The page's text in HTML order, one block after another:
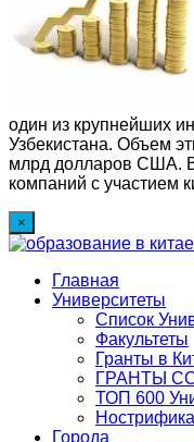
один из крупнейших
Узбекистана. Объем
млрд долларов США. В
компаний с участием
×
Главная
Университеты
Список
Факультеты
Гранты в
ГРАНТЫ
ТОП 600
Города